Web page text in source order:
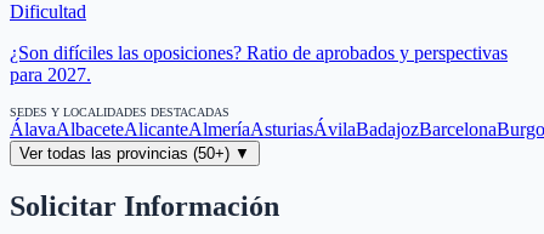
Dificultad
¿Son difíciles las oposiciones? Ratio de aprobados y perspectivas
para 2027.
SEDES Y LOCALIDADES DESTACADAS
ÁlavaAlbaceteAlicanteAlmeríaAsturiasÁvilaBadajozBarcelona
Ver todas las provincias (50+) ▼
Solicitar Información